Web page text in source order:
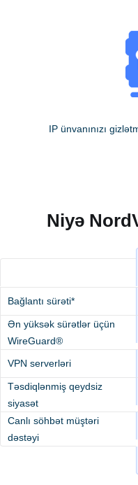
IP ünvanınızı
Niyə
Bağlantı sürəti*
Ən yüksək sürətlər üçün
WireGuard®
VPN serverləri
Təsdiqlənmiş qeydsiz
siyasət
Canlı söhbət müştəri
dəstəyi